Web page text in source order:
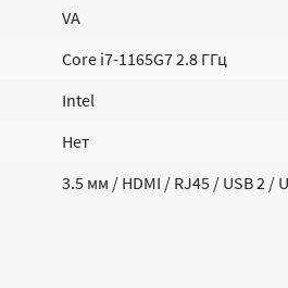
VA
Core i7-1165G7 2.8 ГГц
Intel
Нет
3.5 мм / HDMI / RJ45 / USB 2 /